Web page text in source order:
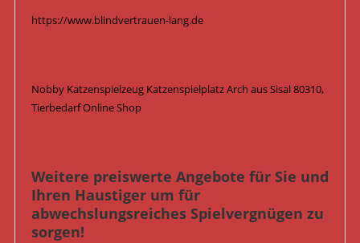
https://www.blindvertrauen-lang.de
Nobby Katzenspielzeug Katzenspielplatz Arch aus Sisal 80310,
Tierbedarf Online Shop
Weitere preiswerte Angebote für Sie und
Ihren Haustiger um für
abwechslungsreiches Spielvergnügen zu
sorgen!